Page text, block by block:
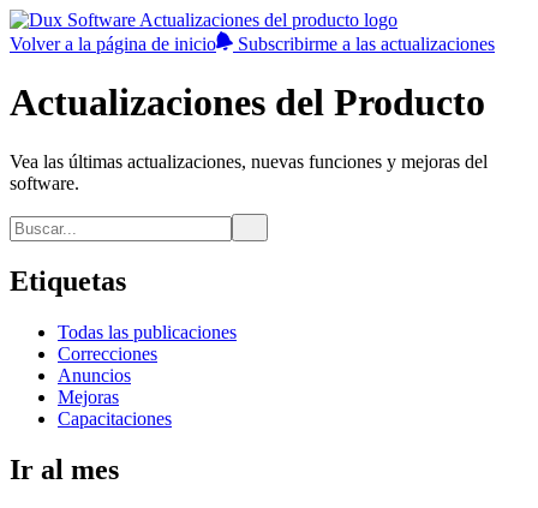
Volver a la página de inicio Subscribirme a las actualizaciones
Actualizaciones del Producto
Vea las últimas actualizaciones, nuevas funciones y mejoras del
software.
Etiquetas
Todas las publicaciones
Correcciones
Anuncios
Mejoras
Capacitaciones
Ir al mes